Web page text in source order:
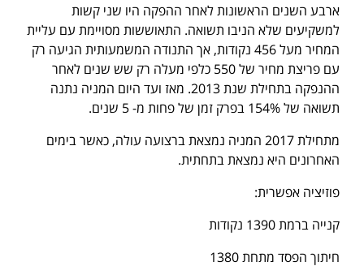
ארבע השנים הראשונות לאחר ההפקה היו שני קשות
למשקיעים שלא הניבו תשואה. התאוששות מסויימת עם עליית
המחיר מעל 456 נקודות, אך התנודה המשמעותית הגיעה רק
עם פריצת מחיר של 550 כלפי מעלה רק שש שנים לאחר
ההנפקה בתחילת שנת 2013. מאז ועד היום המניה נתנה
תשואה של 154% בפרק זמן של פחות מ- 5 שנים.
מתחילת 2017 המניה נמצאת ברצועה עולה, כאשר בימים
האחרונים היא נמצאת בתחתית.
פוזיציה אפשרית:
קנייה ברמת 1390 נקודות
חיתוך הפסד מתחת 1380